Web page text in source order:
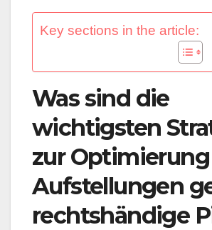
Key sections in the article:
Was sind die
wichtigsten
zur
Aufstellungen
rechtshändige